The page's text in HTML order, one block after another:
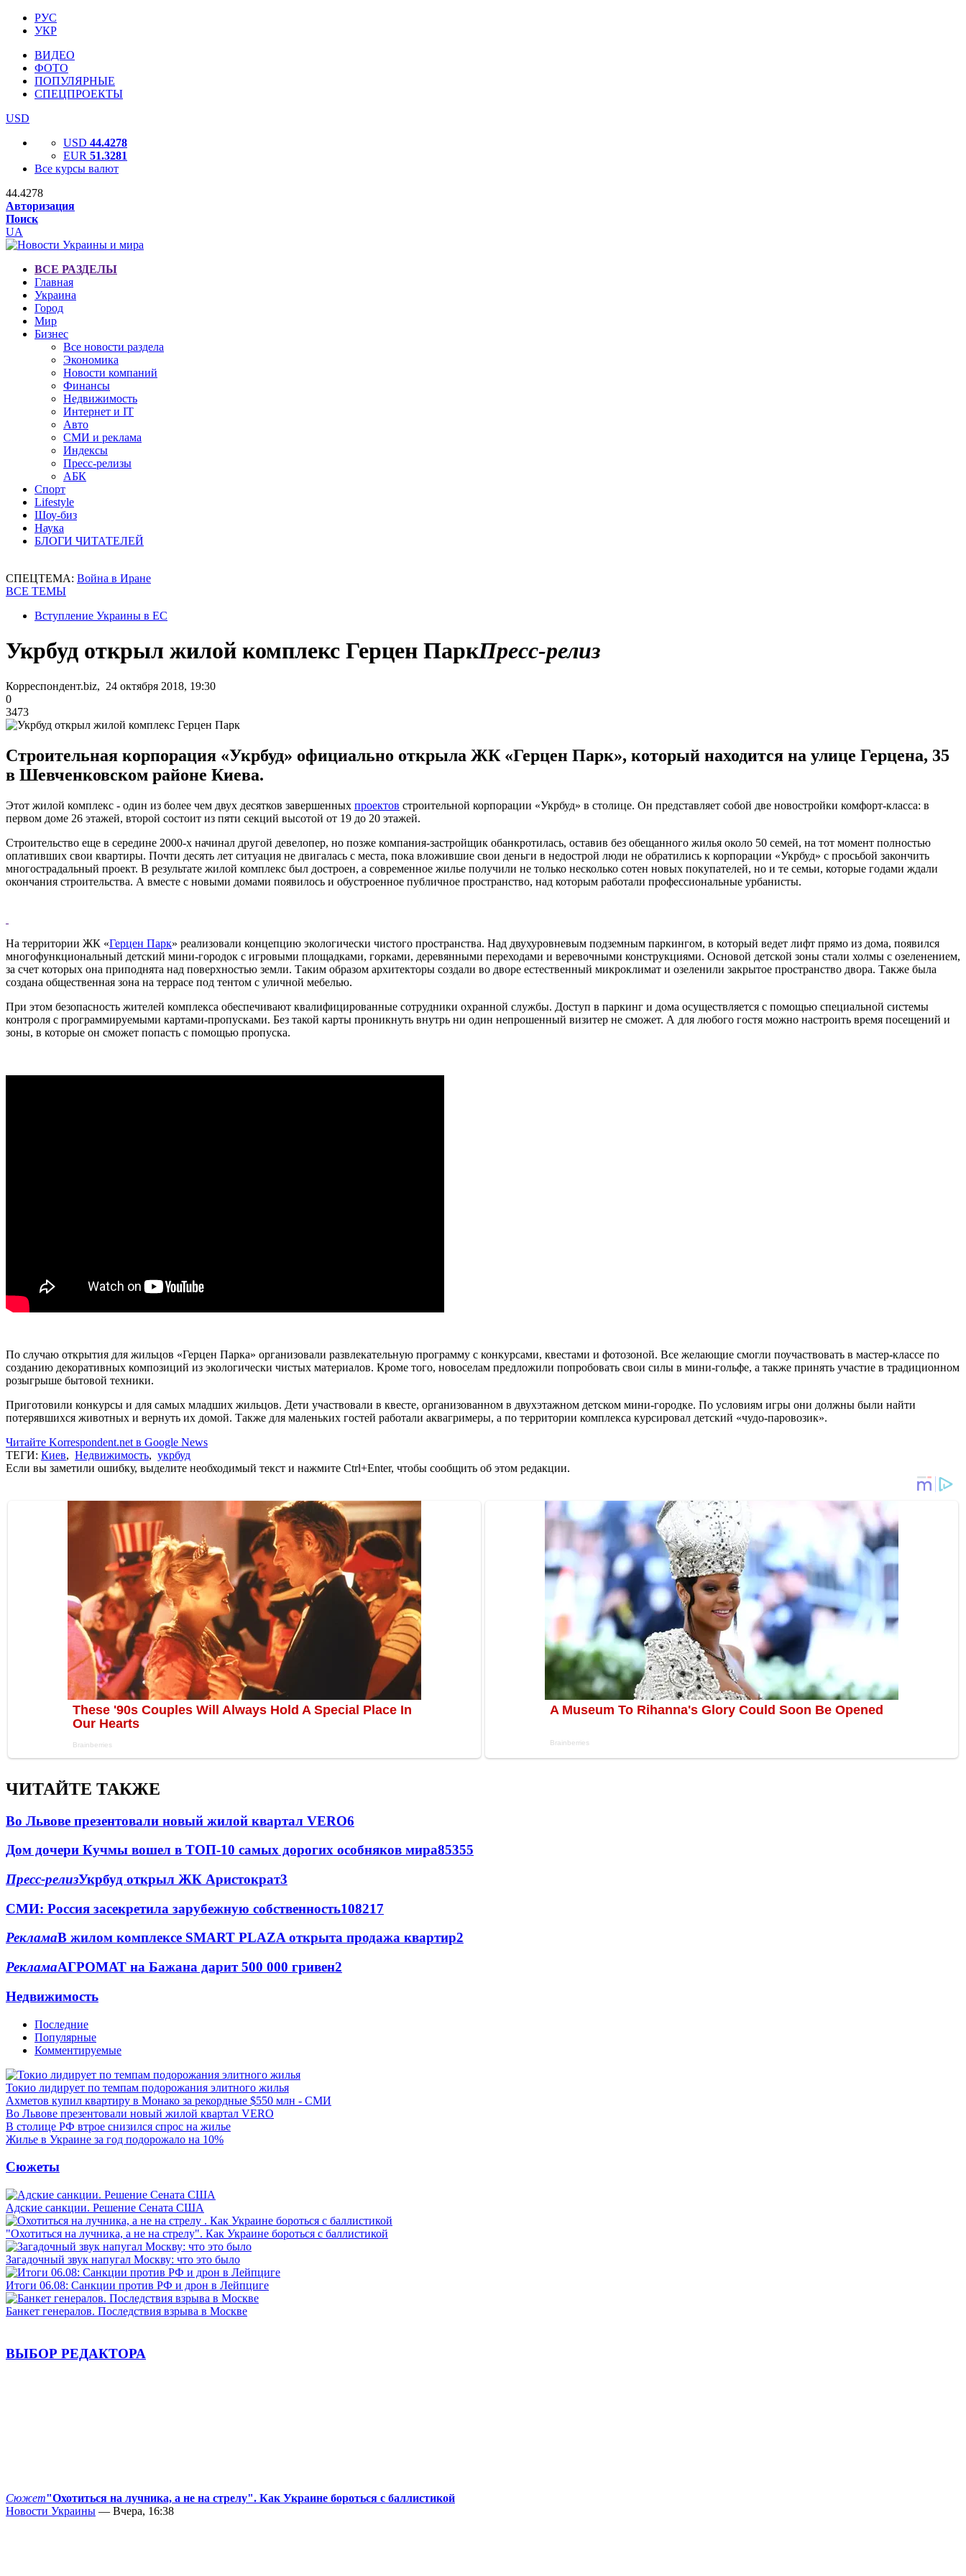
РУС
УКР
ВИДЕО
ФОТО
ПОПУЛЯРНЫЕ
СПЕЦПРОЕКТЫ
USD
USD 44.4278
EUR 51.3281
Все курсы валют
44.4278
Авторизация
Поиск
UA
ВСЕ РАЗДЕЛЫ
Главная
Украина
Город
Мир
Бизнес
Все новости раздела
Экономика
Новости компаний
Финансы
Недвижимость
Интернет и IT
Авто
СМИ и реклама
Индексы
Пресс-релизы
АБК
Спорт
Lifestyle
Шоу-биз
Наука
БЛОГИ ЧИТАТЕЛЕЙ
СПЕЦТЕМА: Война в Иране
ВСЕ ТЕМЫ
Вступление Украины в ЕС
Укрбуд открыл жилой комплекс Герцен ПаркПресс-релиз
Корреспондент.biz, 24 октября 2018, 19:30
0
3473
Строительная корпорация «Укрбуд» официально открыла ЖК «Герцен Парк», который находится на улице Герцена, 35
в Шевченковском районе Киева.
Этот жилой комплекс - один из более чем двух десятков завершенных проектов строительной корпорации «Укрбуд» в столице. Он представляет собой две новостройки комфорт-класса: в
первом доме 26 этажей, второй состоит из пяти секций высотой от 19 до 20 этажей.
Строительство еще в середине 2000-х начинал другой девелопер, но позже компания-застройщик обанкротилась, оставив без обещанного жилья около 50 семей, на тот момент полностью
оплативших свои квартиры. Почти десять лет ситуация не двигалась с места, пока вложившие свои деньги в недострой люди не обратились к корпорации «Укрбуд» с просьбой закончить
многострадальный проект. В результате жилой комплекс был достроен, а современное жилье получили не только несколько сотен новых покупателей, но и те семьи, которые годами ждали
окончания строительства. А вместе с новыми домами появилось и обустроенное публичное пространство, над которым работали профессиональные урбанисты.
На территории ЖК «Герцен Парк» реализовали концепцию экологически чистого пространства. Над двухуровневым подземным паркингом, в который ведет лифт прямо из дома, появился
многофункциональный детский мини-городок с игровыми площадками, горками, деревянными переходами и веревочными конструкциями. Основой детской зоны стали холмы с озеленением,
за счет которых она приподнята над поверхностью земли. Таким образом архитекторы создали во дворе естественный микроклимат и озеленили закрытое пространство двора. Также была
создана общественная зона на террасе под тентом с уличной мебелью.
При этом безопасность жителей комплекса обеспечивают квалифицированные сотрудники охранной службы. Доступ в паркинг и дома осуществляется с помощью специальной системы
контроля с программируемыми картами-пропусками. Без такой карты проникнуть внутрь ни один непрошенный визитер не сможет. А для любого гостя можно настроить время посещений и
зоны, в которые он сможет попасть с помощью пропуска.
По случаю открытия для жильцов «Герцен Парка» организовали развлекательную программу с конкурсами, квестами и фотозоной. Все желающие смогли поучаствовать в мастер-классе по
созданию декоративных композиций из экологически чистых материалов. Кроме того, новоселам предложили попробовать свои силы в мини-гольфе, а также принять участие в традиционном
розыгрыше бытовой техники.
Приготовили конкурсы и для самых младших жильцов. Дети участвовали в квесте, организованном в двухэтажном детском мини-городке. По условиям игры они должны были найти
потерявшихся животных и вернуть их домой. Также для маленьких гостей работали аквагримеры, а по территории комплекса курсировал детский «чудо-паровозик».
Читайте Korrespondent.net в Google News
ТЕГИ: Киев, Недвижимость, укрбуд
Если вы заметили ошибку, выделите необходимый текст и нажмите Ctrl+Enter, чтобы сообщить об этом редакции.
ЧИТАЙТЕ ТАКЖЕ
Во Львове презентовали новый жилой квартал VERO6
Дом дочери Кучмы вошел в ТОП-10 самых дорогих особняков мира85355
Пресс-релизУкрбуд открыл ЖК Аристократ3
СМИ: Россия засекретила зарубежную собственность108217
РекламаВ жилом комплексе SMART PLAZA открыта продажа квартир2
РекламаАГРОМАТ на Бажана дарит 500 000 гривен2
Недвижимость
Последние
Популярные
Комментируемые
Токио лидирует по темпам подорожания элитного жилья
Ахметов купил квартиру в Монако за рекордные $550 млн - СМИ
Во Львове презентовали новый жилой квартал VERO
В столице РФ втрое снизился спрос на жилье
Жилье в Украине за год подорожало на 10%
Сюжеты
Адские санкции. Решение Сената США
"Охотиться на лучника, а не на стрелу". Как Украине бороться с баллистикой
Загадочный звук напугал Москву: что это было
Итоги 06.08: Санкции против РФ и дрон в Лейпциге
Банкет генералов. Последствия взрыва в Москве
ВЫБОР РЕДАКТОРА
Сюжет"Охотиться на лучника, а не на стрелу". Как Украине бороться с баллистикой
Новости Украины — Вчера, 16:38